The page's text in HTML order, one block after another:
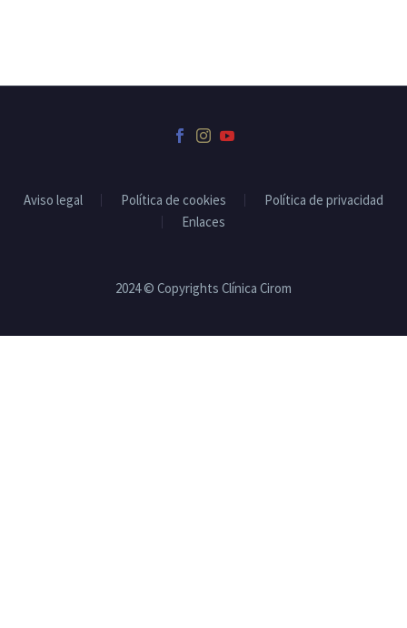
Aviso legal Política de cookies
Política de privacidad
Enlaces
2024 © Copyrights Clínica Cirom